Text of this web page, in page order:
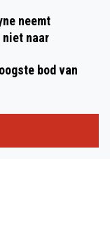
neemt
naar
bod van